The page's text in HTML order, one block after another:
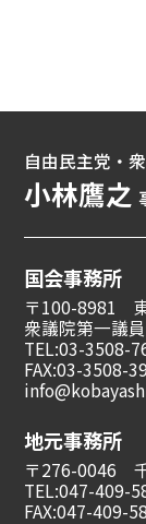
自由民主党・
小林鷹之
国会事務所
〒100-8981
衆議院第一議
TEL:03-3508-
FAX:03-3508-
地元事務所
〒276-0046
TEL:047-409-
FAX:047-409-